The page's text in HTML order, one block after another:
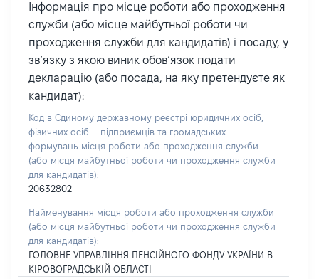
Інформація про місце роботи або проходження
служби (або місце майбутньої роботи чи
проходження служби для кандидатів) і посаду, у
зв’язку з якою виник обов’язок подати
декларацію (або посада, на яку претендуєте як
кандидат):
Код в Єдиному державному реєстрі юридичних осіб,
фізичних осіб – підприємців та громадських
формувань місця роботи або проходження служби
(або місця майбутньої роботи чи проходження служби
для кандидатів):
20632802
Найменування місця роботи або проходження служби
(або місця майбутньої роботи чи проходження служби
для кандидатів):
ГОЛОВНЕ УПРАВЛІННЯ ПЕНСІЙНОГО ФОНДУ УКРАЇНИ В
КІРОВОГРАДСЬКІЙ ОБЛАСТІ